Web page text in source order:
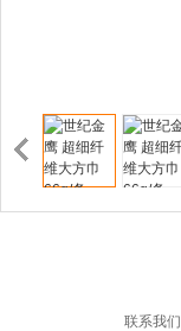
联系我们